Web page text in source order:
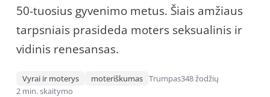
50-tuosius gyvenimo metus. Šiais amžiaus
tarpsniais prasideda moters seksualinis ir
vidinis renesansas.
Vyrai ir moterys moteriškumas Trumpas348 žodžių
2 min. skaitymo